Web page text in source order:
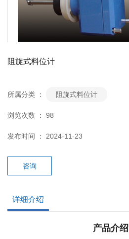
阻旋式料位计
所属分类 ： 阻旋式料位计
浏览次数 ： 98
发布时间 ： 2024-11-23
咨询
详细介绍
产品介绍